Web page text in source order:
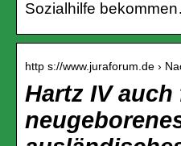
Sozialhilfe
http s://www.juraforum.de ›
Hartz IV auch